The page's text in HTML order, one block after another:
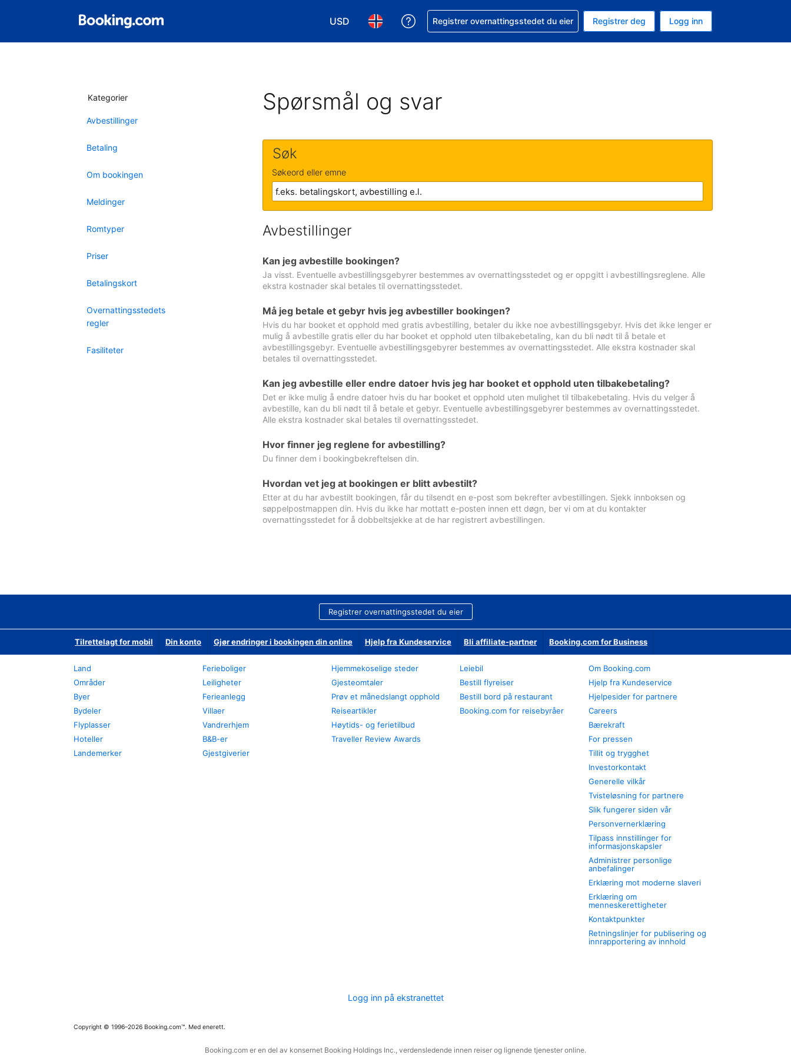
USD
Velg valuta. Du har valgt Amerikansk dollar som valuta
Velg språk. Du har valgt Norsk som språk
Få hjelp med bookingen din
Registrer overnattingsstedet du eier Registrer deg Logg inn
Kategorier
Avbestillinger
Betaling
Om bookingen
Meldinger
Romtyper
Priser
Betalingskort
Overnattingsstedets
regler
Fasiliteter
Spørsmål og svar
Søk
Søkeord eller emne
Avbestillinger
Kan jeg avbestille bookingen?
Ja visst. Eventuelle avbestillingsgebyrer bestemmes av overnattingsstedet og er oppgitt i avbestillingsreglene. Alle
ekstra kostnader skal betales til overnattingsstedet.
Må jeg betale et gebyr hvis jeg avbestiller bookingen?
Hvis du har booket et opphold med gratis avbestilling, betaler du ikke noe avbestillingsgebyr. Hvis det ikke lenger er
mulig å avbestille gratis eller du har booket et opphold uten tilbakebetaling, kan du bli nødt til å betale et
avbestillingsgebyr. Eventuelle avbestillingsgebyrer bestemmes av overnattingsstedet. Alle ekstra kostnader skal
betales til overnattingsstedet.
Kan jeg avbestille eller endre datoer hvis jeg har booket et opphold uten tilbakebetaling?
Det er ikke mulig å endre datoer hvis du har booket et opphold uten mulighet til tilbakebetaling. Hvis du velger å
avbestille, kan du bli nødt til å betale et gebyr. Eventuelle avbestillingsgebyrer bestemmes av overnattingsstedet.
Alle ekstra kostnader skal betales til overnattingsstedet.
Hvor finner jeg reglene for avbestilling?
Du finner dem i bookingbekreftelsen din.
Hvordan vet jeg at bookingen er blitt avbestilt?
Etter at du har avbestilt bookingen, får du tilsendt en e-post som bekrefter avbestillingen. Sjekk innboksen og
søppelpostmappen din. Hvis du ikke har mottatt e-posten innen ett døgn, ber vi om at du kontakter
overnattingsstedet for å dobbeltsjekke at de har registrert avbestillingen.
Registrer overnattingsstedet du eier
Tilrettelagt for mobil Din konto Gjør endringer i bookingen din online Hjelp fra Kundeservice Bli affiliate-partner Booking.com for Business
Land
Områder
Byer
Bydeler
Flyplasser
Hoteller
Landemerker
Ferieboliger
Leiligheter
Ferieanlegg
Villaer
Vandrerhjem
B&B-er
Gjestgiverier
Hjemmekoselige steder
Gjesteomtaler
Prøv et månedslangt opphold
Reiseartikler
Høytids- og ferietilbud
Traveller Review Awards
Leiebil
Bestill flyreiser
Bestill bord på restaurant
Booking.com for reisebyråer
Om Booking.com
Hjelp fra Kundeservice
Hjelpesider for partnere
Careers
Bærekraft
For pressen
Tillit og trygghet
Investorkontakt
Generelle vilkår
Tvisteløsning for partnere
Slik fungerer siden vår
Personvernerklæring
Tilpass innstillinger for
informasjonskapsler
Administrer personlige
anbefalinger
Erklæring mot moderne slaveri
Erklæring om
menneskerettigheter
Kontaktpunkter
Retningslinjer for publisering og
innrapportering av innhold
Logg inn på ekstranettet
Copyright © 1996–2026 Booking.com™. Med enerett.
Booking.com er en del av konsernet Booking Holdings Inc., verdensledende innen reiser og lignende tjenester online.